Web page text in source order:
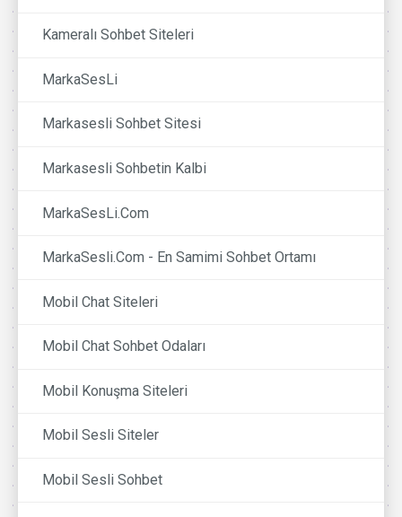
Kameralı Sohbet Siteleri
MarkaSesLi
Markasesli Sohbet Sitesi
Markasesli Sohbetin Kalbi
MarkaSesLi.Com
MarkaSesli.Com - En Samimi Sohbet Ortamı
Mobil Chat Siteleri
Mobil Chat Sohbet Odaları
Mobil Konuşma Siteleri
Mobil Sesli Siteler
Mobil Sesli Sohbet